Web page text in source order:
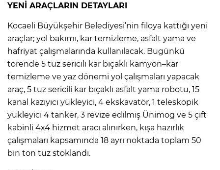
YENİ ARAÇLARIN DETAYLARI
Kocaeli Büyükşehir Belediyesi’nin filoya kattığı yeni
araçlar; yol bakımı, kar temizleme, asfalt yama ve
hafriyat çalışmalarında kullanılacak. Bugünkü
törende 5 tuz sericili kar bıçaklı kamyon–kar
temizleme ve yaz dönemi yol çalışmaları yapacak
araç, 5 tuz sericili kar bıçaklı asfalt yama robotu, 15
kanal kazıyıcı yükleyici, 4 ekskavatör, 1 teleskopik
yükleyici 4 tanker, 3 revize edilmiş Ünimog ve 5 çift
kabinli 4x4 hizmet aracı alınırken, kışa hazırlık
çalışmaları kapsamında 18 ayrı noktada toplam 50
bin ton tuz stoklandı.